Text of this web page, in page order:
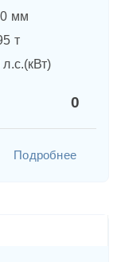
мм
т
л.с.(кВт)
0
Подробнее